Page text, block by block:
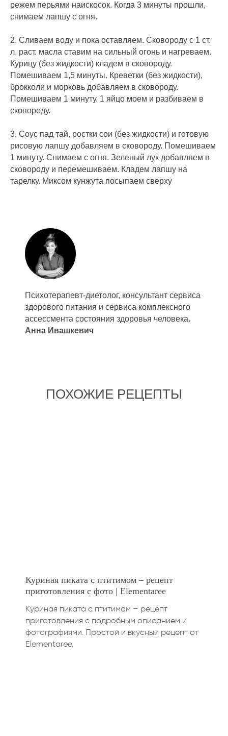
режем перьями наискосок. Когда 3 минуты прошли,
снимаем лапшу с огня.
2. Сливаем воду и пока оставляем. Сковороду с 1 ст.
л. раст. масла ставим на сильный огонь и нагреваем.
Курицу (без жидкости) кладем в сковороду.
Помешиваем 1,5 минуты. Креветки (без жидкости),
брокколи и морковь добавляем в сковороду.
Помешиваем 1 минуту. 1 яйцо моем и разбиваем в
сковороду.
3. Соус пад тай, ростки сои (без жидкости) и готовую
рисовую лапшу добавляем в сковороду. Помешиваем
1 минуту. Снимаем с огня. Зеленый лук добавляем в
сковороду и перемешиваем. Кладем лапшу на
тарелку. Миксом кунжута посыпаем сверху
Психотерапевт-диетолог, консультант сервиса
здорового питания и сервиса комплексного
ассессмента состояния здоровья человека.
Анна Ивашкевич
ПОХОЖИЕ РЕЦЕПТЫ
Куриная пиката с птитимом – рецепт
приготовления с фото | Elementaree
Куриная пиката с птитимом – рецепт
приготовления с подробным описанием и
фотографиями. Простой и вкусный рецепт от
Elementaree.